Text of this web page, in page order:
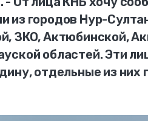
из городов Нур-
ЗКО, Актюбинской,
областей. Эти
отдельные из них